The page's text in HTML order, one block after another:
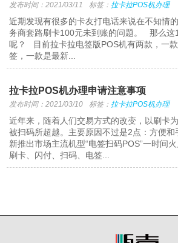
发布时间：2021/03/11 标签： 拉卡拉POS机办理
近期发现有很多的卡友打电话来说在不知情
务商套路刷卡100元未到账的问题。 那么这
呢？ 目前拉卡拉电签版POS机有两款，一
签，一款是最新...
拉卡拉POS机办理申请注意事项
发布时间：2021/03/10 标签： 拉卡拉POS机办理
近年来，随着人们交易方式的改变，以刷卡
被扫码所超越。主要原因不过是2点：方便和
新推出市场主流机型“电签扫码POS”一时间
刷卡、闪付、扫码、电签...